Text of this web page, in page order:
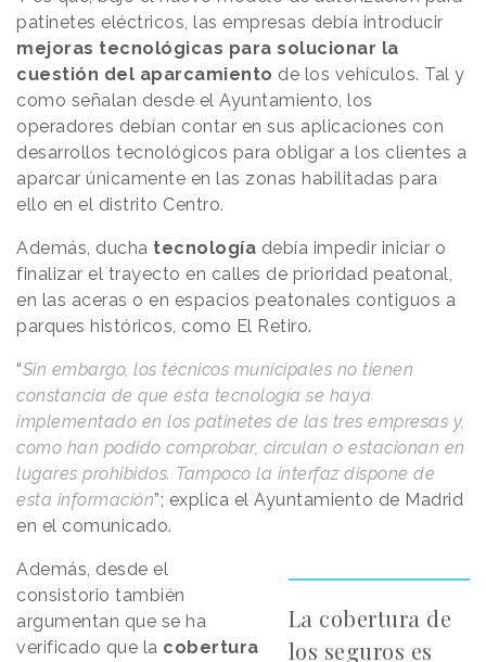
patinetes eléctricos, las empresas debía introducir
mejoras tecnológicas para solucionar la
cuestión del aparcamiento de los vehículos. Tal y
como señalan desde el Ayuntamiento, los
operadores debían contar en sus aplicaciones con
desarrollos tecnológicos para obligar a los clientes a
aparcar únicamente en las zonas habilitadas para
ello en el distrito Centro.
Además, ducha tecnología debía impedir iniciar o
finalizar el trayecto en calles de prioridad peatonal,
en las aceras o en espacios peatonales contiguos a
parques históricos, como El Retiro.
“Sin embargo, los técnicos municipales no tienen
constancia de que esta tecnología se haya
implementado en los patinetes de las tres empresas y,
como han podido comprobar, circulan o estacionan en
lugares prohibidos. Tampoco la interfaz dispone de
esta información”; explica el Ayuntamiento de Madrid
en el comunicado.
La cobertura de
los seguros es
Además, desde el
consistorio también
argumentan que se ha
verificado que la cobertura